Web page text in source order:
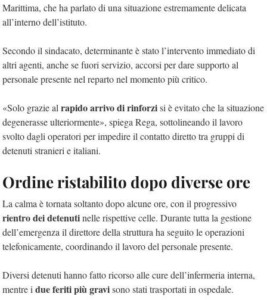
Marittima, che ha parlato di una situazione estremamente delicata
all’interno dell’istituto.
Secondo il sindacato, determinante è stato l’intervento immediato di
altri agenti, anche se fuori servizio, accorsi per dare supporto al
personale presente nel reparto nel momento più critico.
«Solo grazie al rapido arrivo di rinforzisi è evitato che la situazione
degenerasse ulteriormente», spiega Rega, sottolineando il lavoro
svolto dagli operatori per impedire il contatto diretto tra gruppi di
detenuti stranieri e italiani.
Ordine ristabilito dopo diverse ore
La calma è tornata soltanto dopo alcune ore, con il progressivo
rientro dei detenutinelle rispettive celle. Durante tutta la gestione
dell’emergenza il direttore della struttura ha seguito le operazioni
telefonicamente, coordinando il lavoro del personale presente.
Diversi detenuti hanno fatto ricorso alle cure dell’infermeria interna,
mentre i due feriti più gravisono stati trasportati in ospedale.